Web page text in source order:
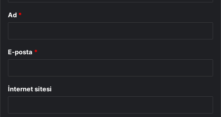
Ad *
E-posta *
İnternet sitesi